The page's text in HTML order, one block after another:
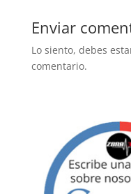
Enviar
Lo siento, debes
comentario.